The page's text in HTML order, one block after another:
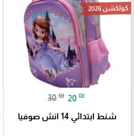
كولكشن 2026
30 ₪ 20 ₪
شنط ابتدائي 14 انش صوفيا